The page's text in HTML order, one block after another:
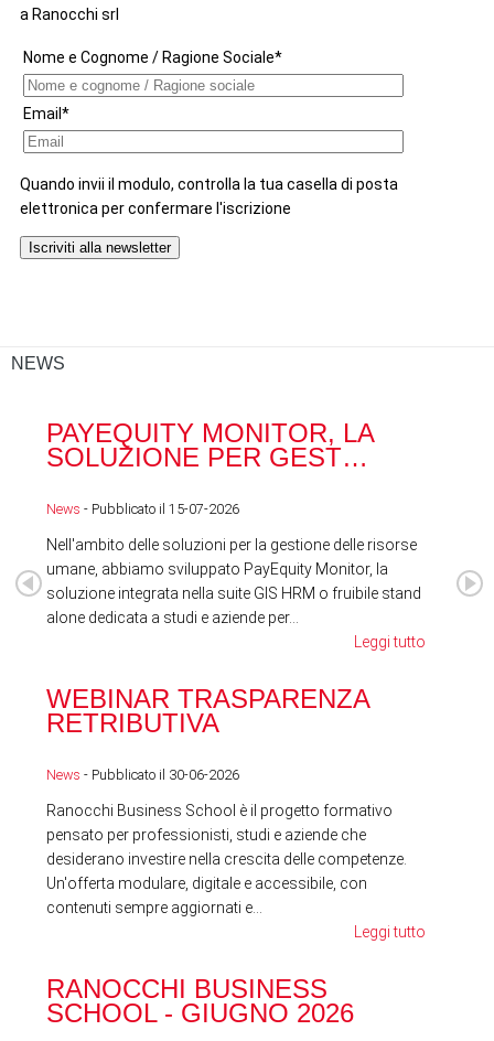
NEWS
PAYEQUITY MONITOR, LA
SOLUZIONE PER GEST…
News - Pubblicato il 15-07-2026
Nell'ambito delle soluzioni per la gestione delle risorse
umane, abbiamo sviluppato PayEquity Monitor, la
soluzione integrata nella suite GIS HRM o fruibile stand
alone dedicata a studi e aziende per...
Leggi tutto
WEBINAR TRASPARENZA
RETRIBUTIVA
News - Pubblicato il 30-06-2026
Ranocchi Business School è il progetto formativo
pensato per professionisti, studi e aziende che
desiderano investire nella crescita delle competenze.
Un'offerta modulare, digitale e accessibile, con
contenuti sempre aggiornati e...
Leggi tutto
RANOCCHI BUSINESS
SCHOOL - GIUGNO 2026